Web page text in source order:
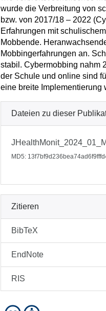
wurde die Verbreitung von
bzw. von 2017/18 – 2022
Erfahrungen mit
Mobbende.
Mobbingerfahrungen an.
stabil. Cybermobbing nahm
der Schule und online sind
eine breite Implementierung
Dateien zu dieser
MD5:
Zitieren
BibTeX
EndNote
RIS